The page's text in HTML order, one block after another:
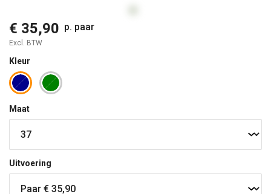
€ 35,90 p. paar
Excl. BTW
Kleur
Maat
Uitvoering